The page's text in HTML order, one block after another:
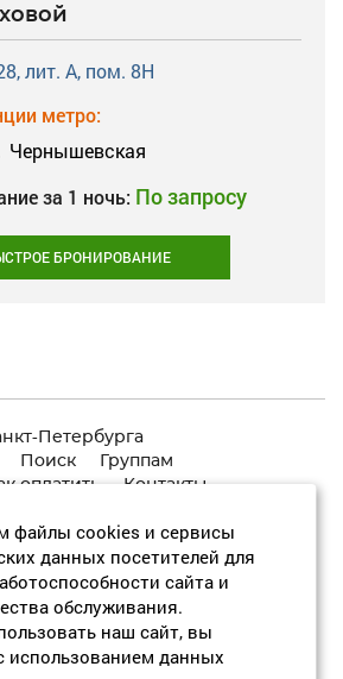
лит. А, пом. 8Н
метро:
Чернышевская
за 1 ночь: По запросу
БРОНИРОВАНИЕ
418-22-18
персональных данных
файлы cookies и сервисы
данных посетителей для
сайта и
обслуживания.
наш сайт, вы
использованием данных
Петербурга
Поиск
Группам
оплатить Контакты